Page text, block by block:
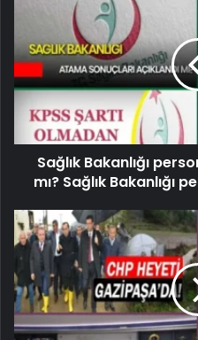
Sağlık Bakanlığı
mı? Sağlık Bakanlığı